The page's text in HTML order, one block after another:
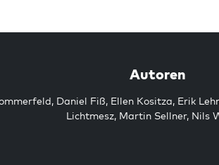
Autoren
, Daniel Fiß, Ellen Kositza, Erik
Lichtmesz, Martin Sellner, Nils